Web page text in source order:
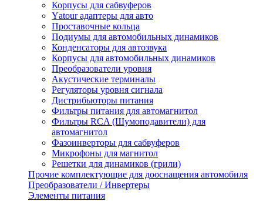
Корпусы для сабвуферов
Yаtour адаптеры для авто
Проставочные кольца
Подиумы для автомобильных динамиков
Конденсаторы для автозвука
Корпусы для автомобильных динамиков
Преобразователи уровня
Акустические терминалы
Регуляторы уровня сигнала
Дистрибьюторы питания
Фильтры питания для автомагнитол
Фильтры RCA (Шумоподавители) для
автомагнитол
Фазоинверторы для сабвуферов
Микрофоны для магнитол
Решетки для динамиков (грили)
Прочие комплектующие для дооснащения автомобиля
Преобразователи / Инвертеры
Элементы питания